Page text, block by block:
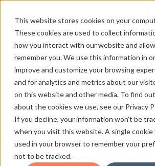
This website stores cookies on your
These cookies are used to collect
how you interact with our website and
remember you. We use this information in
improve and customize your browsing
and for analytics and metrics about our
on this website and other media. To find
about the cookies we use, see our Privacy
If you decline, your information won’t be
when you visit this website. A single cookie
used in your browser to remember your
not to be tracked.
品質方針
QUALITY POLICY